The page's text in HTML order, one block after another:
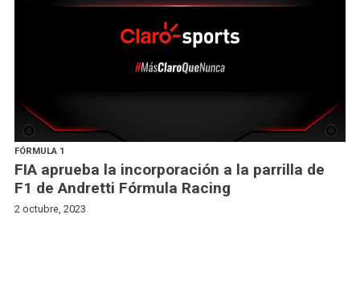
FÓRMULA 1
FIA aprueba la incorporación a la parrilla de
F1 de Andretti Fórmula Racing
2 octubre, 2023